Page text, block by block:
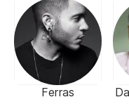
Ferras